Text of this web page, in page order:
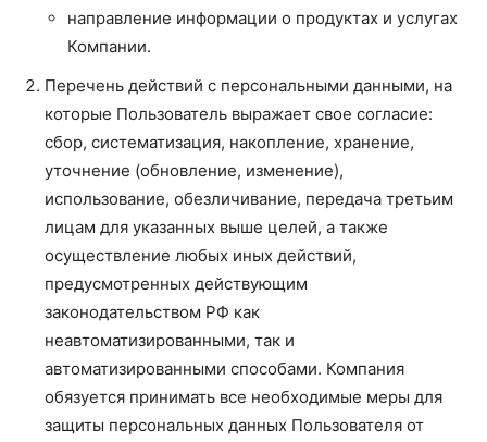
направление информации о продуктах и услугах
Компании.
Перечень действий с персональными данными, на
которые Пользователь выражает свое согласие:
сбор, систематизация, накопление, хранение,
уточнение (обновление, изменение),
использование, обезличивание, передача третьим
лицам для указанных выше целей, а также
осуществление любых иных действий,
предусмотренных действующим
законодательством РФ как
неавтоматизированными, так и
автоматизированными способами. Компания
обязуется принимать все необходимые меры для
защиты персональных данных Пользователя от